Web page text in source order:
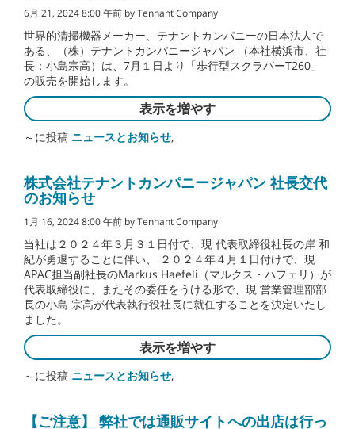
6月 21, 2024 8:00 午前 by Tennant Company
世界的清掃機器メーカー、テナントカンパニーの日本法人で
ある、（株）テナントカンパニージャパン （本社横浜市、社
長：小島宗高）は、7月１日より「歩行型スクラバーT260」
の販売を開始します。
表示を増やす
～に投稿 ニュースとお知らせ,
株式会社テナントカンパニージャパン 社長交代
のお知らせ
1月 16, 2024 8:00 午前 by Tennant Company
当社は２０２４年３月３１日付で、現 代表取締役社長の岸 和
紀が勇退することに伴い、 ２０２４年４月１日付けで、現
APAC担当副社長のMarkus Haefeli（マルクス・ハフェリ）が
代表取締役に、またその委任をうける形で、現 営業管理部部
長の小島 宗高が代表執行役社長に就任することを決定いたし
ました。
表示を増やす
～に投稿 ニュースとお知らせ,
【ご注意】 弊社では通販サイトへの出店は行っ